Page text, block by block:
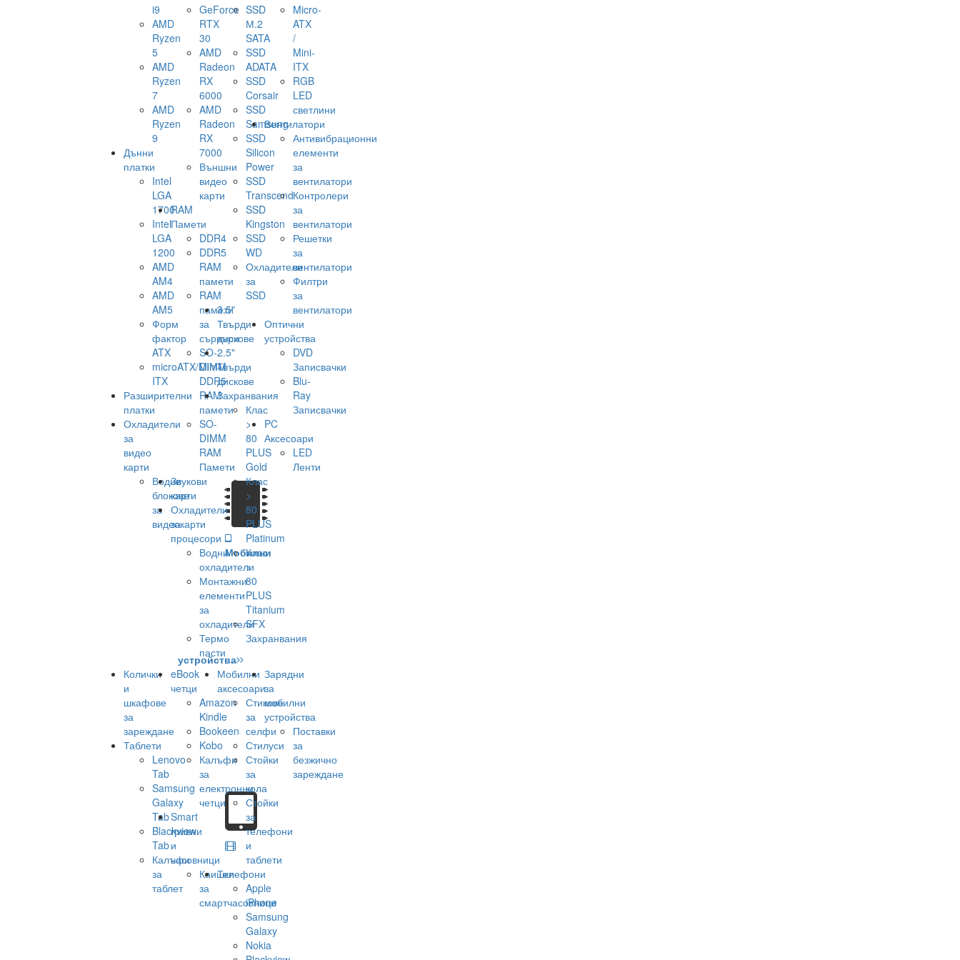
i9
AMD
Ryzen
5
AMD
Ryzen
7
AMD
Ryzen
9
Дънни
платки
Intel
LGA
1700
Intel
LGA
1200
AMD
AM4
AMD
AM5
Форм
фактор
ATX
microATX/Mini-
ITX
Разширителни
платки
Охладители
за
видео
карти
Водни
блокове
за
видеокарти
GeForce
RTX
30
AMD
Radeon
RX
6000
AMD
Radeon
RX
7000
Външни
видео
карти
RAM
Памети
DDR4
DDR5
RAM
памети
RAM
памети
за
сървъри
SO-
DIMM
DDR5
RAM
памети
SO-
DIMM
RAM
Памети
Звукови
карти
Охладители
за
процесори
Водни
охладители
Монтажни
елементи
за
охладители
Термо
пасти
SSD
М.2
SATA
SSD
ADATA
SSD
Corsair
SSD
Samsung
SSD
Silicon
Power
SSD
Transcend
SSD
Kingston
SSD
WD
Охладители
за
SSD
3.5"
Твърди
дискове
2.5"
Твърди
дискове
Захранвания
Клас
>
80
PLUS
Gold
Клас
>
80
PLUS
Platinum
Клас
>
80
PLUS
Titanium
SFX
Захранвания
Micro-
ATX
/
Mini-
ITX
RGB
LED
светлини
Вентилатори
Антивибрационни
елементи
за
вентилатори
Контролери
за
вентилатори
Решетки
за
вентилатори
Филтри
за
вентилатори
Оптични
устройства
DVD
Записвачки
Blu-
Ray
Записвачки
PC
Аксесоари
LED
Ленти
Мобилни
устройства
Колички
и
шкафове
за
зареждане
Таблети
Lenovo
Tab
Samsung
Galaxy
Tab
Blackview
Tab
Калъфи
за
таблет
eBook
четци
Amazon
Kindle
Bookeen
Kobo
Калъфи
за
електронни
четци
Smart
гривни
и
часовници
Каишки
за
смартчасовници
Мобилни
аксесоари
Стикове
за
селфи
Стилуси
Стойки
за
кола
Стойки
за
телефони
и
таблети
Телефони
Apple
iPhone
Samsung
Galaxy
Nokia
Зарядни
за
мобилни
устройства
Поставки
за
безжично
зареждане